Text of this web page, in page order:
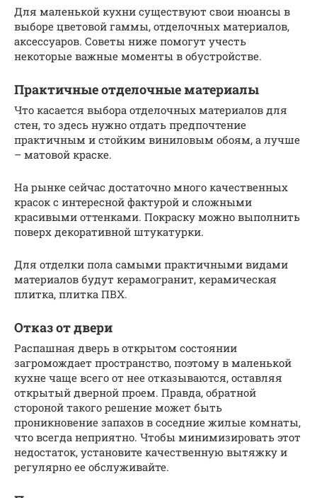
Для маленькой кухни существуют свои нюансы в
выборе цветовой гаммы, отделочных материалов,
аксессуаров. Советы ниже помогут учесть
некоторые важные моменты в обустройстве.
Практичные отделочные материалы
Что касается выбора отделочных материалов для
стен, то здесь нужно отдать предпочтение
практичным и стойким виниловым обоям, а лучше
– матовой краске.
На рынке сейчас достаточно много качественных
красок с интересной фактурой и сложными
красивыми оттенками. Покраску можно выполнить
поверх декоративной штукатурки.
Для отделки пола самыми практичными видами
материалов будут керамогранит, керамическая
плитка, плитка ПВХ.
Отказ от двери
Распашная дверь в открытом состоянии
загромождает пространство, поэтому в маленькой
кухне чаще всего от нее отказываются, оставляя
открытый дверной проем. Правда, обратной
стороной такого решение может быть
проникновение запахов в соседние жилые комнаты,
что всегда неприятно. Чтобы минимизировать этот
недостаток, установите качественную вытяжку и
регулярно ее обслуживайте.